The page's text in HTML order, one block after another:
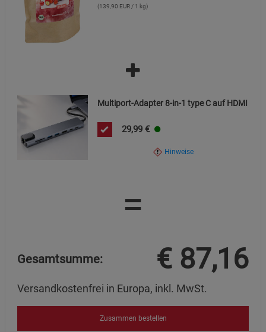
(139,90 EUR / 1 kg)
Multiport-Adapter 8-in-1 type C auf HDMI
29,99 €
Hinweise
=
Gesamtsumme: € 87,16
Versandkostenfrei in Europa, inkl. MwSt.
Zusammen bestellen